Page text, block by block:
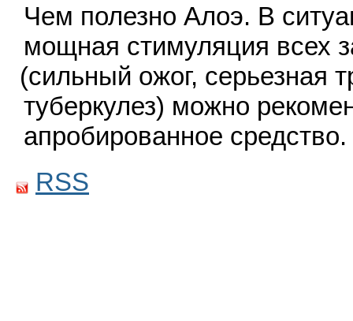
Чем полезно Алоэ. В
мощная стимуляция всех
(сильный ожог, серьезная
туберкулез) можно
апробированное
RSS